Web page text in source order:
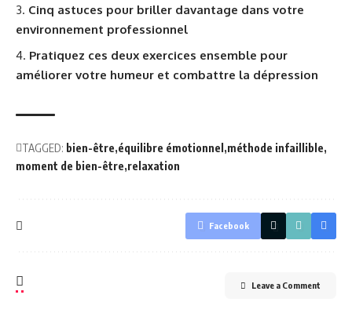
Cinq astuces pour briller davantage dans votre
environnement professionnel
Pratiquez ces deux exercices ensemble pour
améliorer votre humeur et combattre la dépression
TAGGED: bien-être équilibre émotionnel méthode infaillible
moment de bien-être relaxation
Facebook
Leave a Comment